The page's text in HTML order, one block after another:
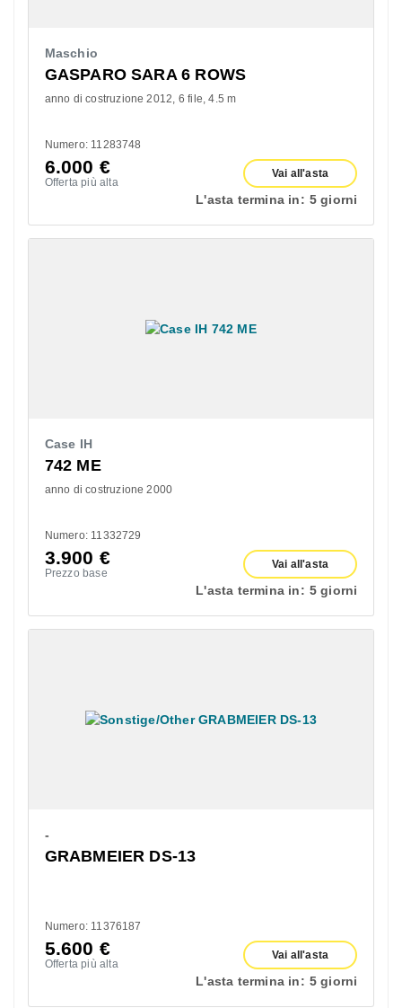
Maschio
GASPARO SARA 6 ROWS
anno di costruzione 2012 6 file 4.5 m
Numero: 11283748
6.000 €
Offerta più alta
Vai all'asta
L'asta termina in: 5 giorni
Case IH
742 ME
anno di costruzione 2000
Numero: 11332729
3.900 €
Prezzo base
Vai all'asta
L'asta termina in: 5 giorni
-
GRABMEIER DS-13
Numero: 11376187
5.600 €
Offerta più alta
Vai all'asta
L'asta termina in: 5 giorni